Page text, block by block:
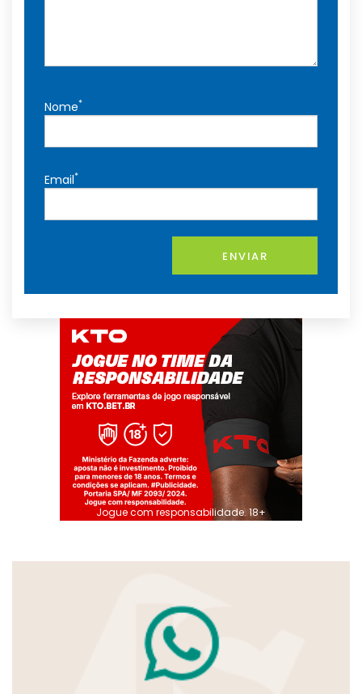
Nome*
Email*
ENVIAR
Jogue com responsabilidade. 18+